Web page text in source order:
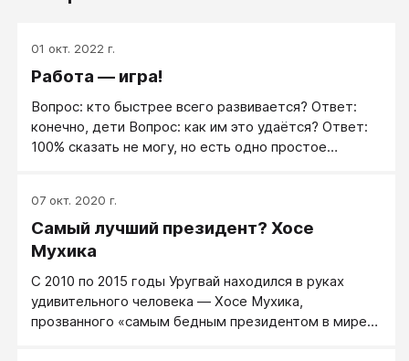
01 окт. 2022 г.
Работа — игра!
Вопрос: кто быстрее всего развивается? Ответ:
конечно, дети Вопрос: как им это удаётся? Ответ:
100% сказать не могу, но есть одно простое
07 окт. 2020 г.
Самый лучший президент? Хосе
Мухика
С 2010 по 2015 годы Уругвай находился в руках
удивительного человека — Хосе Мухика,
прозванного «самым бедным президентом в мире».